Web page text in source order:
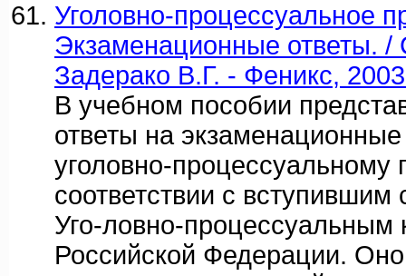
Уголовно-процессуальное
Экзаменационные ответы.
Задерако В.Г. - Феникс,
В учебном пособии
ответы на
уголовно-процессуальному
соответствии с
Уго-ловно-процессуальным
Российской Федерации.